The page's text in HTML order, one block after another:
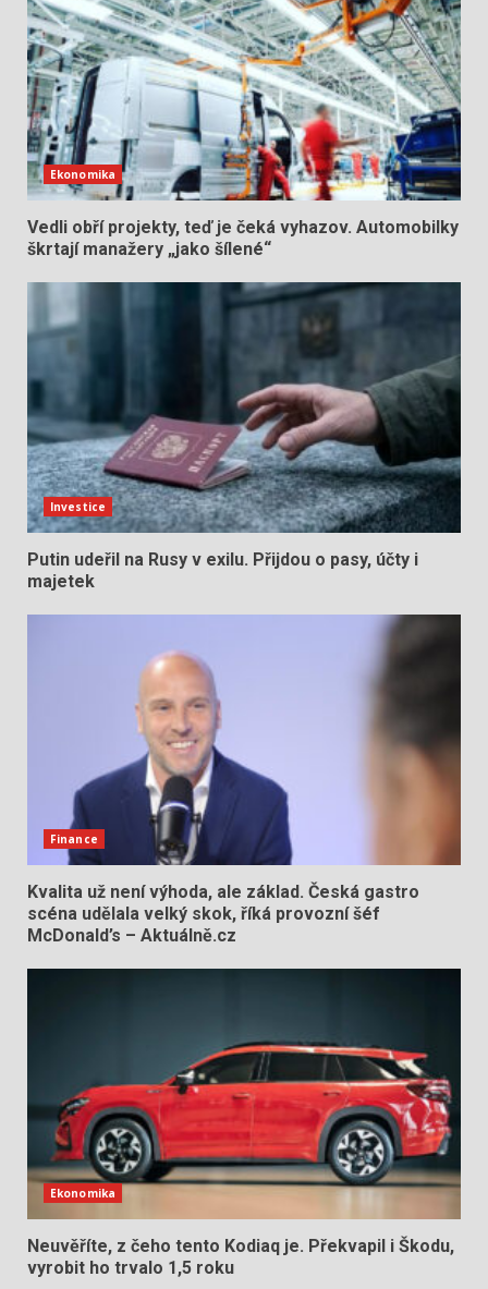
Ekonomika
Vedli obří projekty, teď je čeká vyhazov. Automobilky
škrtají manažery „jako šílené“
Investice
Putin udeřil na Rusy v exilu. Přijdou o pasy, účty i
majetek
Finance
Kvalita už není výhoda, ale základ. Česká gastro
scéna udělala velký skok, říká provozní šéf
McDonald’s – Aktuálně.cz
Ekonomika
Neuvěříte, z čeho tento Kodiaq je. Překvapil i Škodu,
vyrobit ho trvalo 1,5 roku